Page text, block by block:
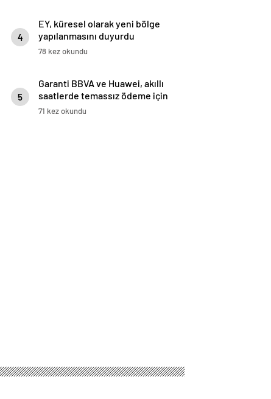
4
EY, küresel olarak yeni bölge
yapılanmasını duyurdu
78 kez okundu
5
Garanti BBVA ve Huawei, akıllı
saatlerde temassız ödeme için
iş birliği yaptı: Huawei WATCH
71 kez okundu